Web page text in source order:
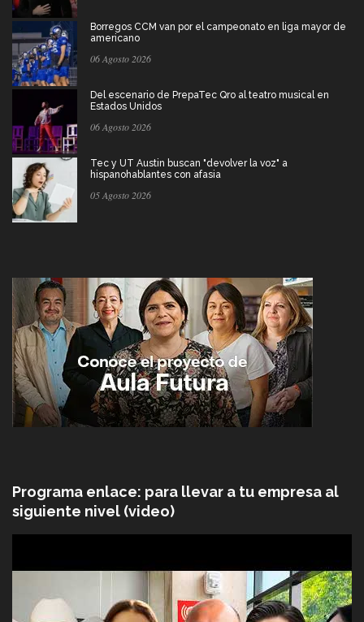
Borregos CCM van por el campeonato en liga mayor de
americano
06 Agosto 2026
Del escenario de PrepaTec Qro al teatro musical en
Estados Unidos
06 Agosto 2026
Tec y UT Austin buscan "devolver la voz" a
hispanohablantes con afasia
05 Agosto 2026
Programa enlace: para llevar a tu empresa al
siguiente nivel (video)